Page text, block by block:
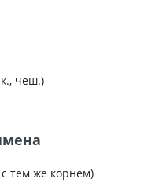
чеш.)
тем же корнем)